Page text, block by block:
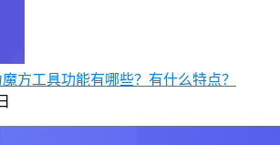
方工具功能有哪些？有什么特点？